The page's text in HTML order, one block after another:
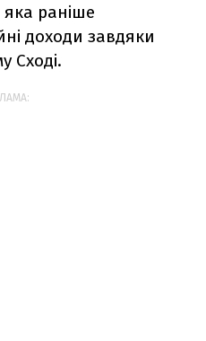
раніше
доходи завдяки
Сході.